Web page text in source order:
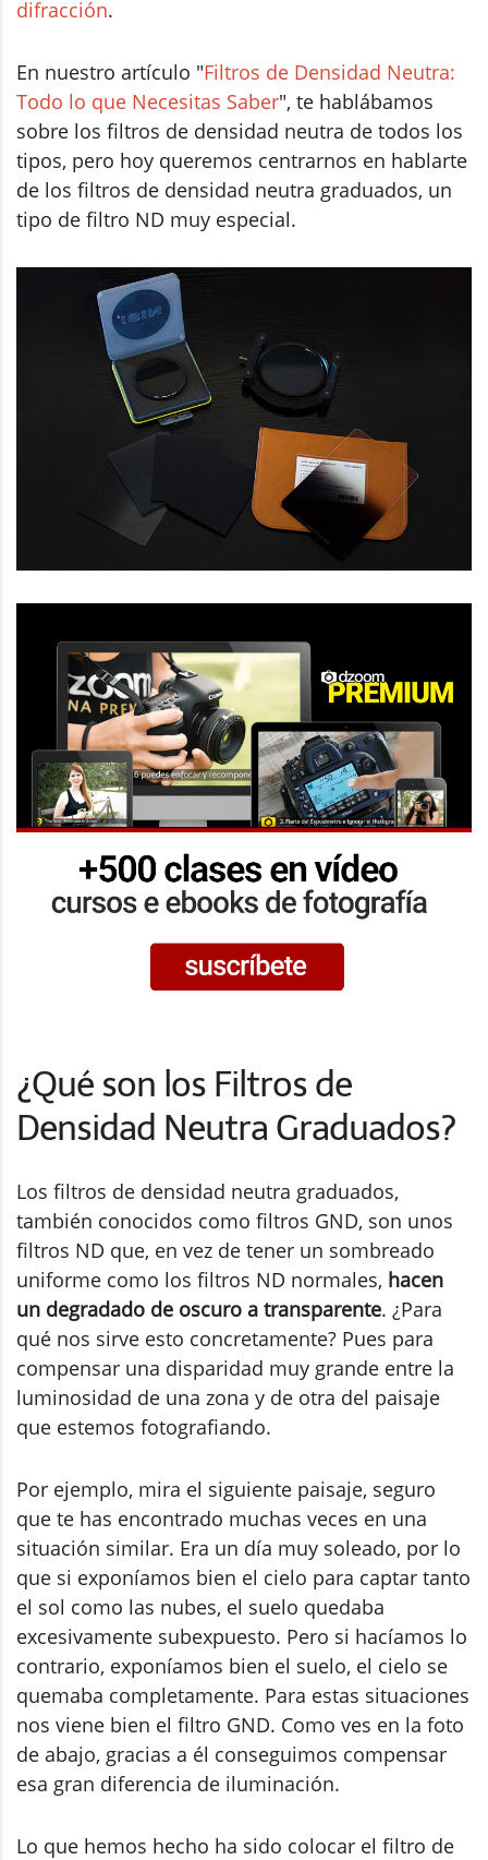
difracción.
En nuestro artículo "Filtros de Densidad Neutra:
Todo lo que Necesitas Saber", te hablábamos
sobre los filtros de densidad neutra de todos los
tipos, pero hoy queremos centrarnos en hablarte
de los filtros de densidad neutra graduados, un
tipo de filtro ND muy especial.
¿Qué son los Filtros de
Densidad Neutra Graduados?
Los filtros de densidad neutra graduados,
también conocidos como filtros GND, son unos
filtros ND que, en vez de tener un sombreado
uniforme como los filtros ND normales, hacen
un degradado de oscuro a transparente. ¿Para
qué nos sirve esto concretamente? Pues para
compensar una disparidad muy grande entre la
luminosidad de una zona y de otra del paisaje
que estemos fotografiando.
Por ejemplo, mira el siguiente paisaje, seguro
que te has encontrado muchas veces en una
situación similar. Era un día muy soleado, por lo
que si exponíamos bien el cielo para captar tanto
el sol como las nubes, el suelo quedaba
excesivamente subexpuesto. Pero si hacíamos lo
contrario, exponíamos bien el suelo, el cielo se
quemaba completamente. Para estas situaciones
nos viene bien el filtro GND. Como ves en la foto
de abajo, gracias a él conseguimos compensar
esa gran diferencia de iluminación.
Lo que hemos hecho ha sido colocar el filtro de